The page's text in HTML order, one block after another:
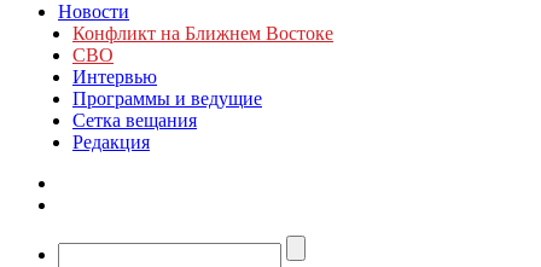
Новости
Конфликт на Ближнем Востоке
СВО
Интервью
Программы и ведущие
Сетка вещания
Редакция